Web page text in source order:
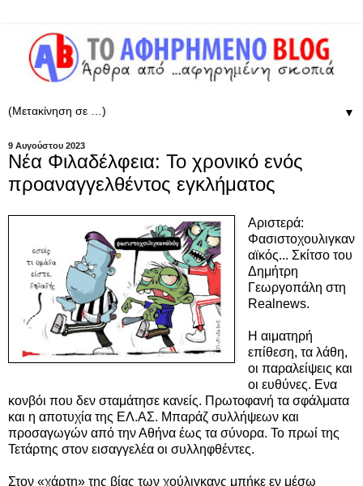
▼
9 Αυγούστου 2023
Νέα Φιλαδέλφεια: Το χρονικό ενός
προαναγγελθέντος εγκλήματος
Αριστερά:
Φασιστοχουλιγκαν
αϊκός... Σκίτσο του
Δημήτρη
Γεωργοπάλη στη
Realnews.
Η αιματηρή
επίθεση, τα λάθη,
οι παραλείψεις και
οι ευθύνες. Ενα
κονβόι που δεν σταμάτησε κανείς. Πρωτοφανή τα σφάλματα
και η αποτυχία της ΕΛ.ΑΣ. Μπαράζ συλλήψεων και
προσαγωγών από την Αθήνα έως τα σύνορα. Το πρωί της
Τετάρτης στον εισαγγελέα οι συλληφθέντες.
Στον «χάρτη» της βίας των χούλιγκανς μπήκε εν μέσω